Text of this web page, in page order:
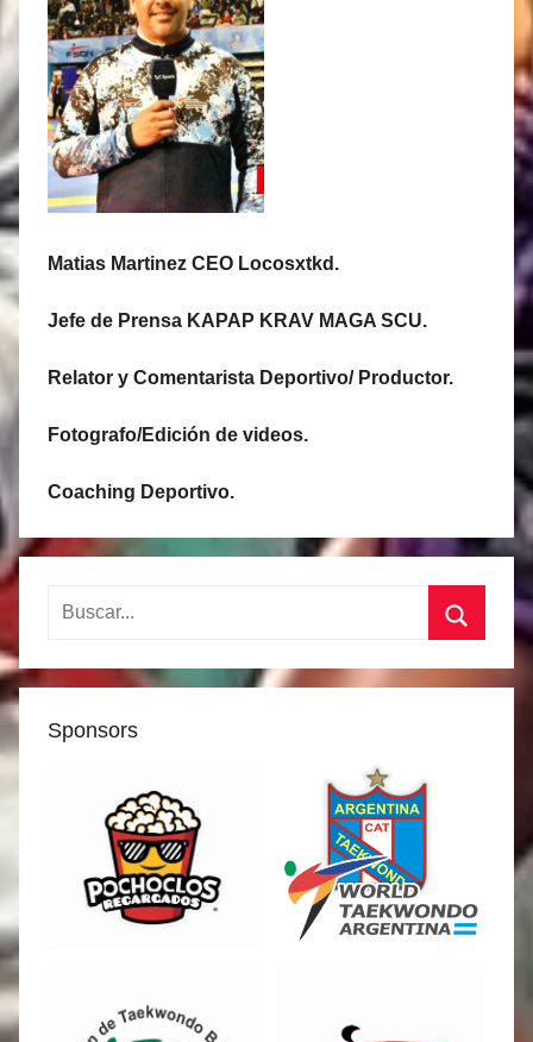
Matias Martinez CEO Locosxtkd.
Jefe de Prensa KAPAP KRAV MAGA SCU.
Relator y Comentarista Deportivo/ Productor.
Fotografo/Edición de videos.
Coaching Deportivo.
Buscar:
Buscar
Sponsors